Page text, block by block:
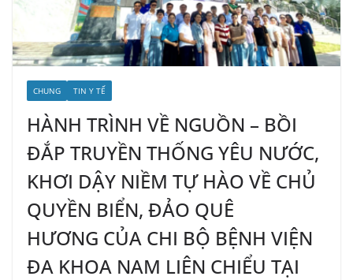
CHUNG TIN Y TẾ
HÀNH TRÌNH VỀ NGUỒN – BỒI
ĐẮP TRUYỀN THỐNG YÊU NƯỚC,
KHƠI DẬY NIỀM TỰ HÀO VỀ CHỦ
QUYỀN BIỂN, ĐẢO QUÊ
HƯƠNG CỦA CHI BỘ BỆNH VIỆN
ĐA KHOA NAM LIÊN CHIỂU TẠI